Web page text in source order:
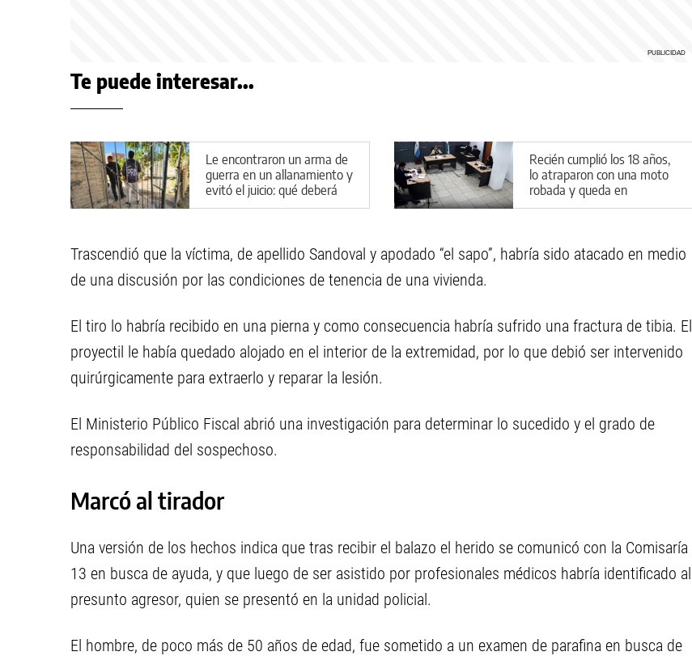
Te puede interesar...
Le encontraron un arma de
guerra en un allanamiento y
evitó el juicio: qué deberá
hacer en Cipolletti
Recién cumplió los 18 años,
lo atraparon con una moto
robada y queda en
preventiva por la Ley de
Trascendió que la víctima, de apellido Sandoval y apodado “el sapo”, habría sido atacado en medio
de una discusión por las condiciones de tenencia de una vivienda.
El tiro lo habría recibido en una pierna y como consecuencia habría sufrido una fractura de tibia. El
proyectil le había quedado alojado en el interior de la extremidad, por lo que debió ser intervenido
quirúrgicamente para extraerlo y reparar la lesión.
El Ministerio Público Fiscal abrió una investigación para determinar lo sucedido y el grado de
responsabilidad del sospechoso.
Marcó al tirador
Una versión de los hechos indica que tras recibir el balazo el herido se comunicó con la Comisaría
13 en busca de ayuda, y que luego de ser asistido por profesionales médicos habría identificado al
presunto agresor, quien se presentó en la unidad policial.
El hombre, de poco más de 50 años de edad, fue sometido a un examen de parafina en busca de